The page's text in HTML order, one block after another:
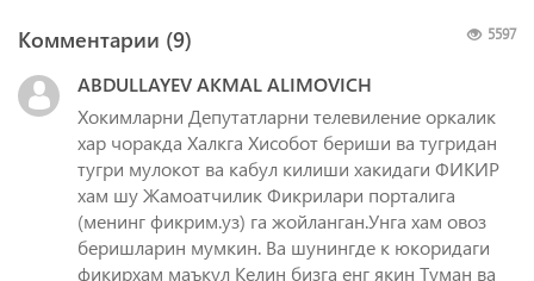
5597
Комментарии (9)
ABDULLAYEV AKMAL ALIMOVICH
Хокимларни Депутатларни телевиление оркалик
хар чоракда Халкга Хисобот бериши ва тугридан
тугри мулокот ва кабул килиши хакидаги ФИКИР
хам шу Жамоатчилик Фикрилари порталига
(менинг фикрим.уз) га жойланган.Унга хам овоз
беришларин мумкин. Ва шунингде к юкоридаги
фикирхам маъкул Келин бизга енг якин Туман ва